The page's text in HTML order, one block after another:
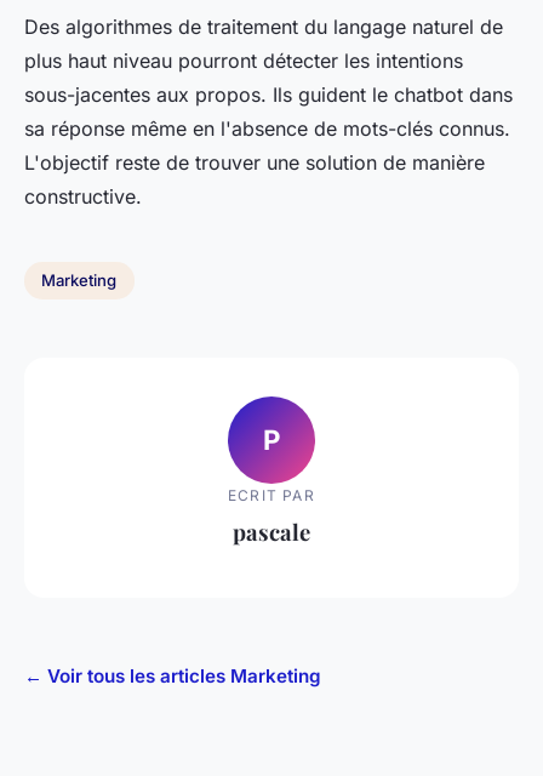
Des algorithmes de traitement du langage naturel de
plus haut niveau pourront détecter les intentions
sous-jacentes aux propos. Ils guident le chatbot dans
sa réponse même en l'absence de mots-clés connus.
L'objectif reste de trouver une solution de manière
constructive.
Marketing
P
ECRIT PAR
pascale
← Voir tous les articles Marketing